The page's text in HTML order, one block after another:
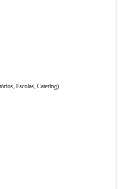
Escolas, Catering)